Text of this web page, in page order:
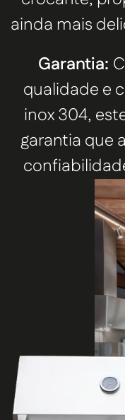
ainda mais
Garantia:
qualidade e
inox 304,
garantia que